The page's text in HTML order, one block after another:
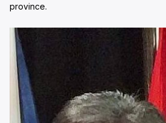
province.